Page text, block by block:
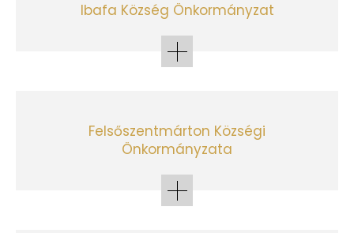
Ibafa Község Önkormányzat
Felsőszentmárton Községi
Önkormányzata